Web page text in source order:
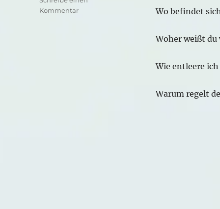
Wo befindet
Woher weißt du
Wie entleere
Warum regelt
Kommentarzu